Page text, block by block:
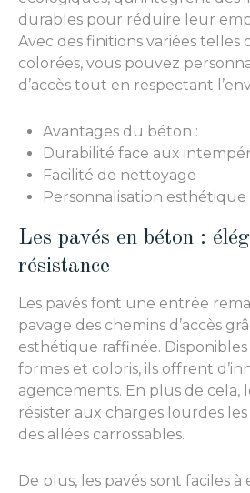
durables pour réduire leur
Avec des finitions variées
colorées, vous pouvez
d’accès tout en respectant
Avantages du béton :
Durabilité face aux
Facilité de nettoyage
Personnalisation esthétique
Les pavés en béton :
résistance
Les pavés font une entrée
pavage des chemins d’accès
esthétique raffinée.
formes et coloris, ils offrent
agencements. En plus de cela,
résister aux charges lourdes
des allées carrossables.
De plus, les pavés sont faciles